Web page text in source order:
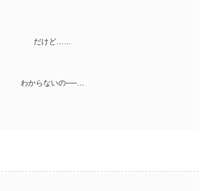
だけど……
わからないの──…